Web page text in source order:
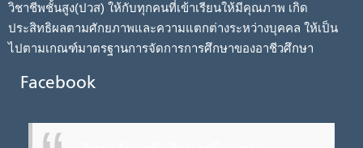
วิชาชีพชั้นสูง(ปวส) ให้กับทุกคนที่เข้าเรียนให้มีคุณภาพ เกิด
ประสิทธิผลตามศักยภาพและความแตกต่างระหว่างบุคคล ให้เป็น
ไปตามเกณฑ์มาตรฐานการจัดการการศึกษาของอาชีวศึกษา
Facebook